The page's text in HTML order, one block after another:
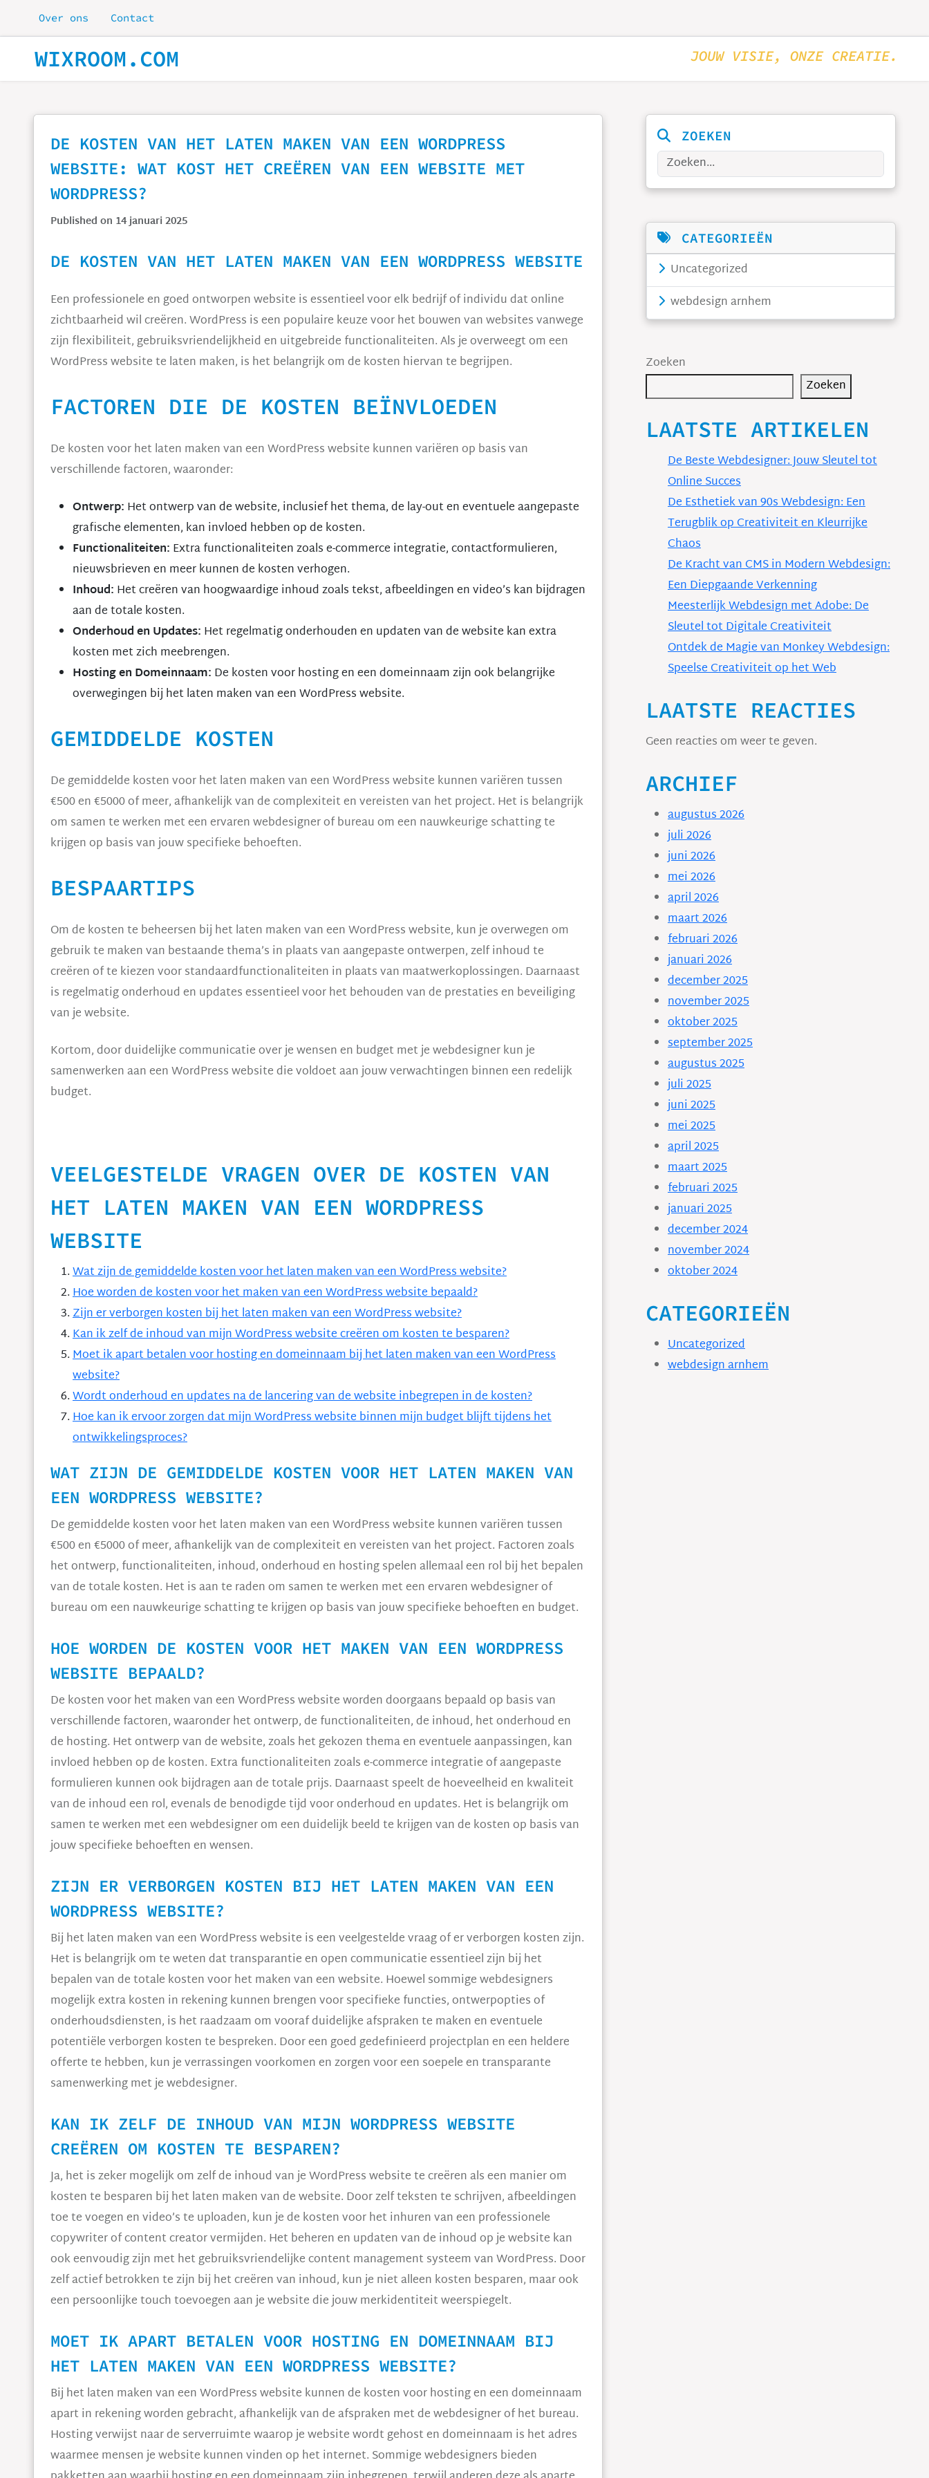
Skip to main content
Over ons Contact
WIXROOM.COM JOUW VISIE, ONZE CREATIE.
DE KOSTEN VAN HET LATEN MAKEN VAN EEN WORDPRESS
WEBSITE: WAT KOST HET CREËREN VAN EEN WEBSITE MET
WORDPRESS?
Published on 14 januari 2025
DE KOSTEN VAN HET LATEN MAKEN VAN EEN WORDPRESS WEBSITE
Een professionele en goed ontworpen website is essentieel voor elk bedrijf of individu dat online
zichtbaarheid wil creëren. WordPress is een populaire keuze voor het bouwen van websites vanwege
zijn flexibiliteit, gebruiksvriendelijkheid en uitgebreide functionaliteiten. Als je overweegt om een
WordPress website te laten maken, is het belangrijk om de kosten hiervan te begrijpen.
FACTOREN DIE DE KOSTEN BEÏNVLOEDEN
De kosten voor het laten maken van een WordPress website kunnen variëren op basis van
verschillende factoren, waaronder:
Ontwerp: Het ontwerp van de website, inclusief het thema, de lay-out en eventuele aangepaste
grafische elementen, kan invloed hebben op de kosten.
Functionaliteiten: Extra functionaliteiten zoals e-commerce integratie, contactformulieren,
nieuwsbrieven en meer kunnen de kosten verhogen.
Inhoud: Het creëren van hoogwaardige inhoud zoals tekst, afbeeldingen en video’s kan bijdragen
aan de totale kosten.
Onderhoud en Updates: Het regelmatig onderhouden en updaten van de website kan extra
kosten met zich meebrengen.
Hosting en Domeinnaam: De kosten voor hosting en een domeinnaam zijn ook belangrijke
overwegingen bij het laten maken van een WordPress website.
GEMIDDELDE KOSTEN
De gemiddelde kosten voor het laten maken van een WordPress website kunnen variëren tussen
€500 en €5000 of meer, afhankelijk van de complexiteit en vereisten van het project. Het is belangrijk
om samen te werken met een ervaren webdesigner of bureau om een nauwkeurige schatting te
krijgen op basis van jouw specifieke behoeften.
BESPAARTIPS
Om de kosten te beheersen bij het laten maken van een WordPress website, kun je overwegen om
gebruik te maken van bestaande thema’s in plaats van aangepaste ontwerpen, zelf inhoud te
creëren of te kiezen voor standaardfunctionaliteiten in plaats van maatwerkoplossingen. Daarnaast
is regelmatig onderhoud en updates essentieel voor het behouden van de prestaties en beveiliging
van je website.
Kortom, door duidelijke communicatie over je wensen en budget met je webdesigner kun je
samenwerken aan een WordPress website die voldoet aan jouw verwachtingen binnen een redelijk
budget.
VEELGESTELDE VRAGEN OVER DE KOSTEN VAN
HET LATEN MAKEN VAN EEN WORDPRESS
WEBSITE
Wat zijn de gemiddelde kosten voor het laten maken van een WordPress website?
Hoe worden de kosten voor het maken van een WordPress website bepaald?
Zijn er verborgen kosten bij het laten maken van een WordPress website?
Kan ik zelf de inhoud van mijn WordPress website creëren om kosten te besparen?
Moet ik apart betalen voor hosting en domeinnaam bij het laten maken van een WordPress
website?
Wordt onderhoud en updates na de lancering van de website inbegrepen in de kosten?
Hoe kan ik ervoor zorgen dat mijn WordPress website binnen mijn budget blijft tijdens het
ontwikkelingsproces?
WAT ZIJN DE GEMIDDELDE KOSTEN VOOR HET LATEN MAKEN VAN
EEN WORDPRESS WEBSITE?
De gemiddelde kosten voor het laten maken van een WordPress website kunnen variëren tussen
€500 en €5000 of meer, afhankelijk van de complexiteit en vereisten van het project. Factoren zoals
het ontwerp, functionaliteiten, inhoud, onderhoud en hosting spelen allemaal een rol bij het bepalen
van de totale kosten. Het is aan te raden om samen te werken met een ervaren webdesigner of
bureau om een nauwkeurige schatting te krijgen op basis van jouw specifieke behoeften en budget.
HOE WORDEN DE KOSTEN VOOR HET MAKEN VAN EEN WORDPRESS
WEBSITE BEPAALD?
De kosten voor het maken van een WordPress website worden doorgaans bepaald op basis van
verschillende factoren, waaronder het ontwerp, de functionaliteiten, de inhoud, het onderhoud en
de hosting. Het ontwerp van de website, zoals het gekozen thema en eventuele aanpassingen, kan
invloed hebben op de kosten. Extra functionaliteiten zoals e-commerce integratie of aangepaste
formulieren kunnen ook bijdragen aan de totale prijs. Daarnaast speelt de hoeveelheid en kwaliteit
van de inhoud een rol, evenals de benodigde tijd voor onderhoud en updates. Het is belangrijk om
samen te werken met een webdesigner om een duidelijk beeld te krijgen van de kosten op basis van
jouw specifieke behoeften en wensen.
ZIJN ER VERBORGEN KOSTEN BIJ HET LATEN MAKEN VAN EEN
WORDPRESS WEBSITE?
Bij het laten maken van een WordPress website is een veelgestelde vraag of er verborgen kosten zijn.
Het is belangrijk om te weten dat transparantie en open communicatie essentieel zijn bij het
bepalen van de totale kosten voor het maken van een website. Hoewel sommige webdesigners
mogelijk extra kosten in rekening kunnen brengen voor specifieke functies, ontwerpopties of
onderhoudsdiensten, is het raadzaam om vooraf duidelijke afspraken te maken en eventuele
potentiële verborgen kosten te bespreken. Door een goed gedefinieerd projectplan en een heldere
offerte te hebben, kun je verrassingen voorkomen en zorgen voor een soepele en transparante
samenwerking met je webdesigner.
KAN IK ZELF DE INHOUD VAN MIJN WORDPRESS WEBSITE
CREËREN OM KOSTEN TE BESPAREN?
Ja, het is zeker mogelijk om zelf de inhoud van je WordPress website te creëren als een manier om
kosten te besparen bij het laten maken van de website. Door zelf teksten te schrijven, afbeeldingen
toe te voegen en video’s te uploaden, kun je de kosten voor het inhuren van een professionele
copywriter of content creator vermijden. Het beheren en updaten van de inhoud op je website kan
ook eenvoudig zijn met het gebruiksvriendelijke content management systeem van WordPress. Door
zelf actief betrokken te zijn bij het creëren van inhoud, kun je niet alleen kosten besparen, maar ook
een persoonlijke touch toevoegen aan je website die jouw merkidentiteit weerspiegelt.
MOET IK APART BETALEN VOOR HOSTING EN DOMEINNAAM BIJ
HET LATEN MAKEN VAN EEN WORDPRESS WEBSITE?
Bij het laten maken van een WordPress website kunnen de kosten voor hosting en een domeinnaam
apart in rekening worden gebracht, afhankelijk van de afspraken met de webdesigner of het bureau.
Hosting verwijst naar de serverruimte waarop je website wordt gehost en domeinnaam is het adres
waarmee mensen je website kunnen vinden op het internet. Sommige webdesigners bieden
ZOEKEN
Zoeken
CATEGORIEËN
Uncategorized
webdesign arnhem
Zoeken
Zoeken
LAATSTE ARTIKELEN
De Beste Webdesigner: Jouw Sleutel tot
Online Succes
De Esthetiek van 90s Webdesign: Een
Terugblik op Creativiteit en Kleurrijke
Chaos
De Kracht van CMS in Modern Webdesign:
Een Diepgaande Verkenning
Meesterlijk Webdesign met Adobe: De
Sleutel tot Digitale Creativiteit
Ontdek de Magie van Monkey Webdesign:
Speelse Creativiteit op het Web
LAATSTE REACTIES
Geen reacties om weer te geven.
ARCHIEF
augustus 2026
juli 2026
juni 2026
mei 2026
april 2026
maart 2026
februari 2026
januari 2026
december 2025
november 2025
oktober 2025
september 2025
augustus 2025
juli 2025
juni 2025
mei 2025
april 2025
maart 2025
februari 2025
januari 2025
december 2024
november 2024
oktober 2024
CATEGORIEËN
Uncategorized
webdesign arnhem